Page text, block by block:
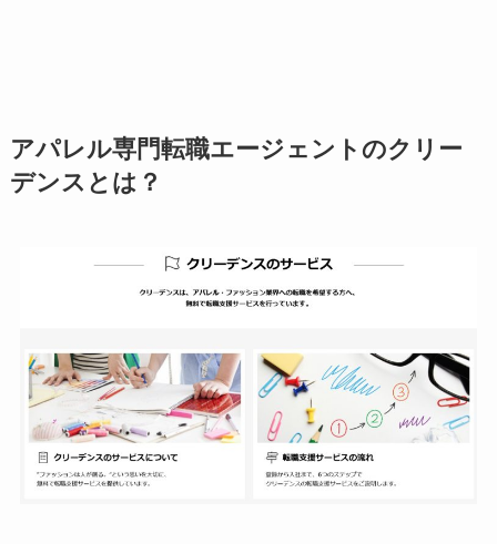
アパレル専門転職エージェントのクリー
デンスとは？